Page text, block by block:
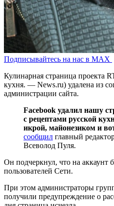
Подписывайтесь на нас в MAX
Кулинарная страница проекта
кухня. — News.ru) удалена из
администрации сайта.
Facebook удалил нашу
с рецептами русской
икрой, майонезиком и
сообщил главный
Всеволод Пуля.
Он подчеркнул, что на аккаунт
пользователей Сети.
При этом администраторы
получили предупреждение о